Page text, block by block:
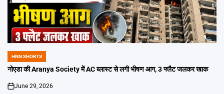
POSTED
IN
HNN SHORTS
नोएडा की Aranya Society में AC ब्लास्ट से लगी भीषण आग, 3 फ्लैट जलकर खाक
on
June 29, 2026